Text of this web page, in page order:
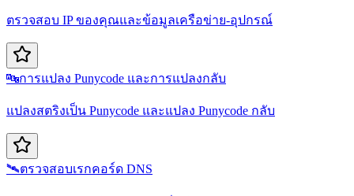
ตรวจสอบ IP ของคุณและข้อมูลเครือข่าย-อุปกรณ์
🔤การแปลง Punycode และการแปลงกลับ
แปลงสตริงเป็น Punycode และแปลง Punycode กลับ
🛰️ตรวจสอบเรกคอร์ด DNS